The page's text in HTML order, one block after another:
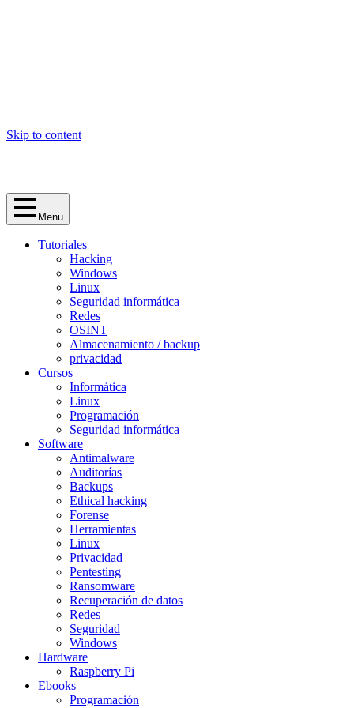
Skip to content
Menu
Tutoriales
Hacking
Windows
Linux
Seguridad informática
Redes
OSINT
Almacenamiento / backup
privacidad
Cursos
Informática
Linux
Programación
Seguridad informática
Software
Antimalware
Auditorías
Backups
Ethical hacking
Forense
Herramientas
Linux
Privacidad
Pentesting
Ransomware
Recuperación de datos
Redes
Seguridad
Windows
Hardware
Raspberry Pi
Ebooks
Programación